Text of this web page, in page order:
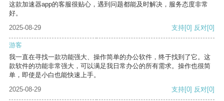
这款加速器app的客服很贴心，遇到问题都能及时解决，服务态度非常
好。
2025-08-29
支持[0] 反对[0]
游客
我一直在寻找一款功能强大、操作简单的办公软件，终于找到了它。这
款软件的功能非常强大，可以满足我日常办公的所有需求。操作也很简
单，即使是小白也能快速上手。
2025-08-29
支持[0] 反对[0]